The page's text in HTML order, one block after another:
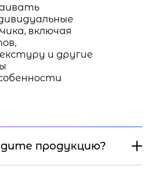
включая
и другие
продукцию?